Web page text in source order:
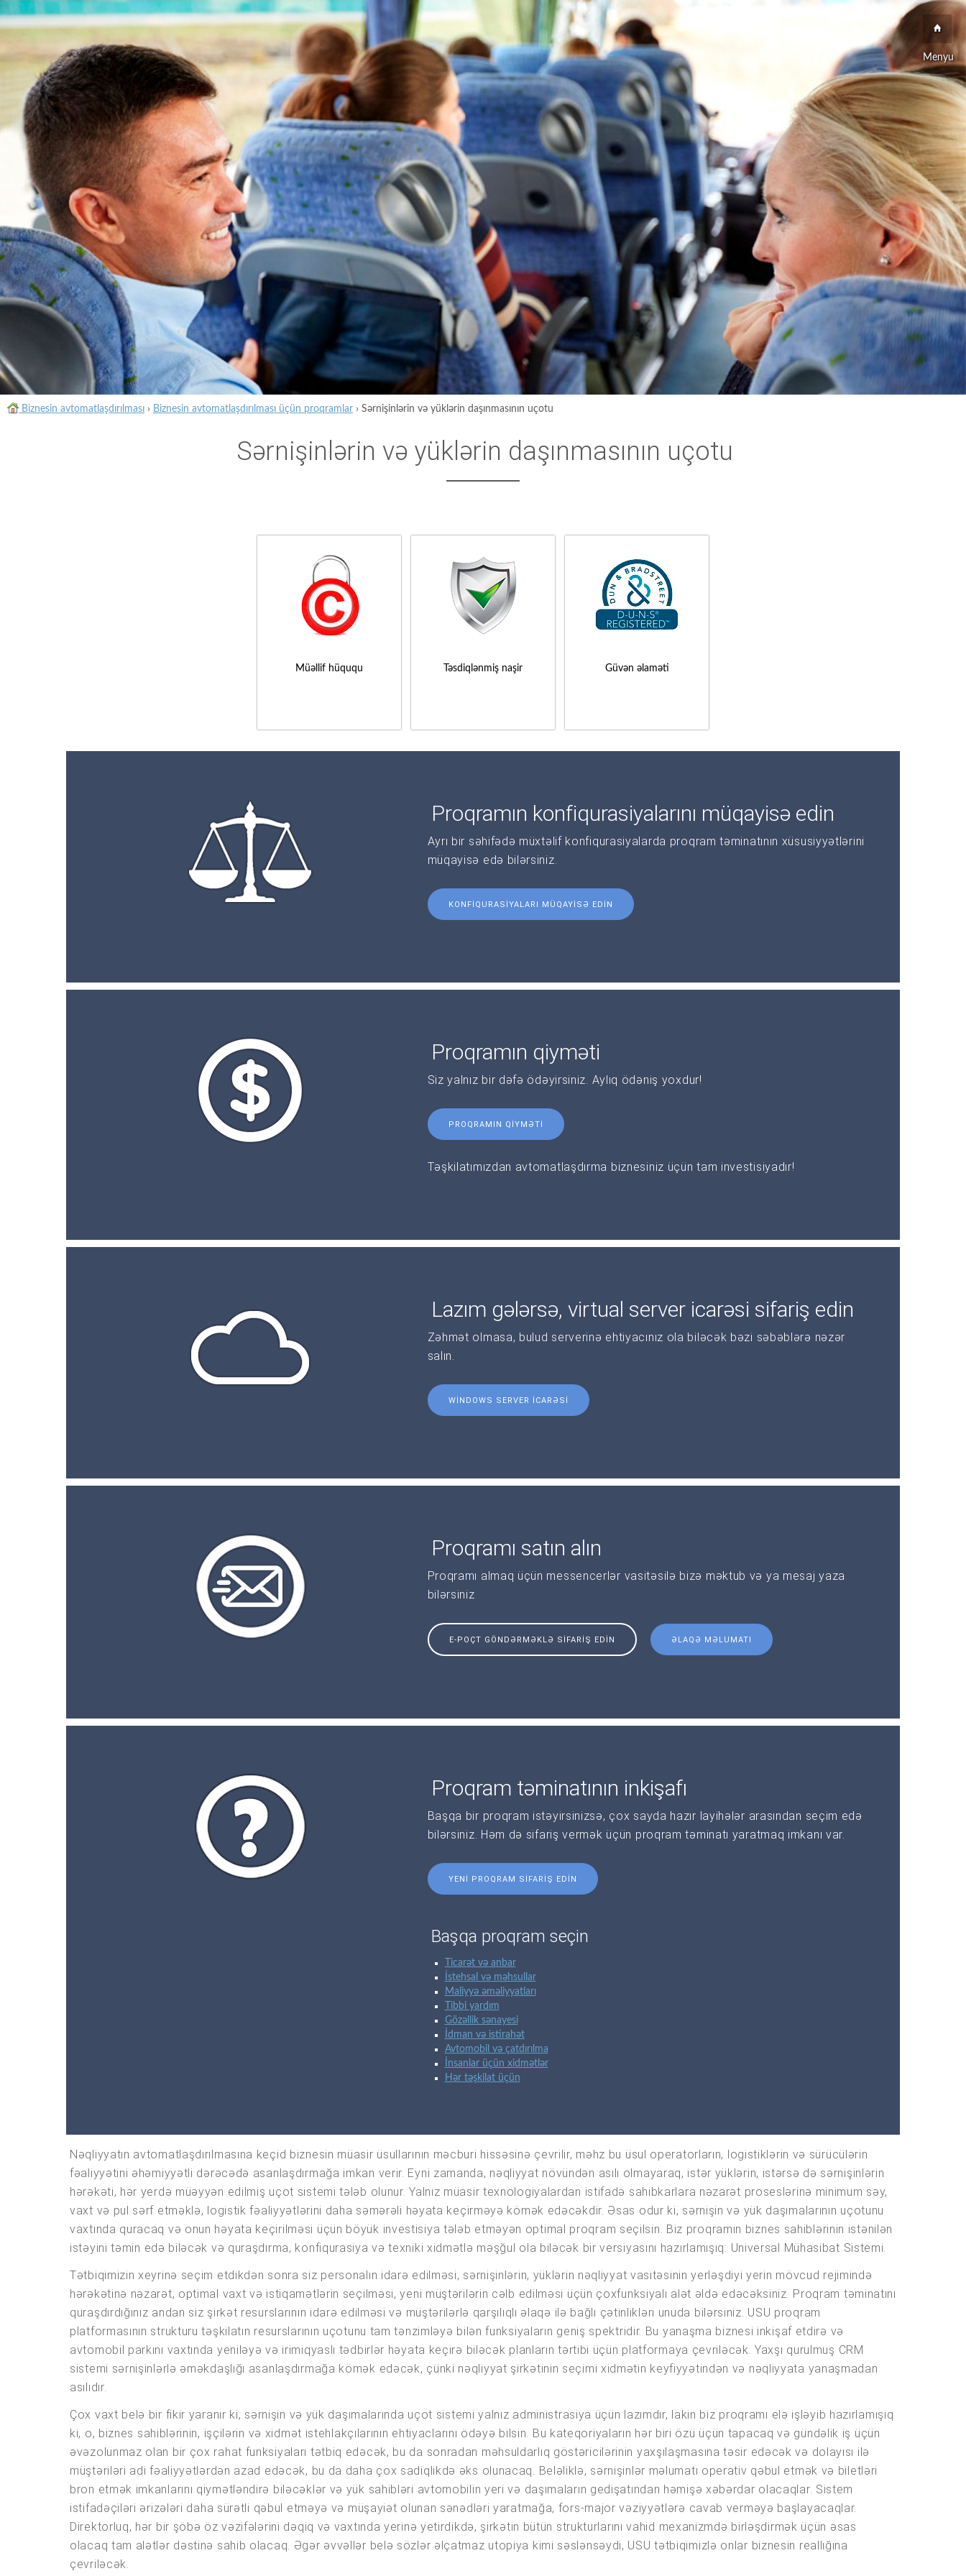
Menyu
Biznesin avtomatlaşdırılması › Biznesin avtomatlaşdırılması üçün proqramlar › Sərnişinlərin və yüklərin daşınmasının uçotu
Sərnişinlərin və yüklərin daşınmasının uçotu
Müəllif hüququ Təsdiqlənmiş naşir Güvən əlaməti
Proqramın konfiqurasiyalarını müqayisə edin
Ayrı bir səhifədə müxtəlif konfiqurasiyalarda proqram təminatının xüsusiyyətlərini
müqayisə edə bilərsiniz.
KONFIQURASIYALARI MÜQAYISƏ EDIN
Proqramın qiyməti
Siz yalnız bir dəfə ödəyirsiniz. Aylıq ödəniş yoxdur!
PROQRAMIN QIYMƏTI
Təşkilatımızdan avtomatlaşdırma biznesiniz üçün tam investisiyadır!
Lazım gələrsə, virtual server icarəsi sifariş edin
Zəhmət olmasa, bulud serverinə ehtiyacınız ola biləcək bəzi səbəblərə nəzər
salın.
WINDOWS SERVER ICARƏSI
Proqramı satın alın
Proqramı almaq üçün messencerlər vasitəsilə bizə məktub və ya mesaj yaza
bilərsiniz
E-POÇT GÖNDƏRMƏKLƏ SIFARIŞ EDIN ƏLAQƏ MƏLUMATI
Proqram təminatının inkişafı
Başqa bir proqram istəyirsinizsə, çox sayda hazır layihələr arasından seçim edə
bilərsiniz. Həm də sifariş vermək üçün proqram təminatı yaratmaq imkanı var.
YENI PROQRAM SIFARIŞ EDIN
Başqa proqram seçin
Ticarət və anbar
İstehsal və məhsullar
Maliyyə əməliyyatları
Tibbi yardım
Gözəllik sənayesi
İdman və istirahət
Avtomobil və çatdırılma
İnsanlar üçün xidmətlər
Hər təşkilat üçün
Nəqliyyatın avtomatlaşdırılmasına keçid biznesin müasir üsullarının məcburi hissəsinə çevrilir, məhz bu üsul operatorların, logistiklərin və sürücülərin
fəaliyyətini əhəmiyyətli dərəcədə asanlaşdırmağa imkan verir. Eyni zamanda, nəqliyyat növündən asılı olmayaraq, istər yüklərin, istərsə də sərnişinlərin
hərəkəti, hər yerdə müəyyən edilmiş uçot sistemi tələb olunur. Yalnız müasir texnologiyalardan istifadə sahibkarlara nəzarət proseslərinə minimum səy,
vaxt və pul sərf etməklə, logistik fəaliyyətlərini daha səmərəli həyata keçirməyə kömək edəcəkdir. Əsas odur ki, sərnişin və yük daşımalarının uçotunu
vaxtında quracaq və onun həyata keçirilməsi üçün böyük investisiya tələb etməyən optimal proqram seçilsin. Biz proqramın biznes sahiblərinin istənilən
istəyini təmin edə biləcək və quraşdırma, konfiqurasiya və texniki xidmətlə məşğul ola biləcək bir versiyasını hazırlamışıq: Universal Mühasibat Sistemi.
Tətbiqimizin xeyrinə seçim etdikdən sonra siz personalın idarə edilməsi, sərnişinlərin, yüklərin nəqliyyat vasitəsinin yerləşdiyi yerin mövcud rejimində
hərəkətinə nəzarət, optimal vaxt və istiqamətlərin seçilməsi, yeni müştərilərin cəlb edilməsi üçün çoxfunksiyalı alət əldə edəcəksiniz. Proqram təminatını
quraşdırdığınız andan siz şirkət resurslarının idarə edilməsi və müştərilərlə qarşılıqlı əlaqə ilə bağlı çətinlikləri unuda bilərsiniz. USU proqram
platformasının strukturu təşkilatın resurslarının uçotunu tam tənzimləyə bilən funksiyaların geniş spektridir. Bu yanaşma biznesi inkişaf etdirə və
avtomobil parkını vaxtında yeniləyə və irimiqyaslı tədbirlər həyata keçirə biləcək planların tərtibi üçün platformaya çevriləcək. Yaxşı qurulmuş CRM
sistemi sərnişinlərlə əməkdaşlığı asanlaşdırmağa kömək edəcək, çünki nəqliyyat şirkətinin seçimi xidmətin keyfiyyətindən və nəqliyyata yanaşmadan
asılıdır.
Çox vaxt belə bir fikir yaranır ki, sərnişin və yük daşımalarında uçot sistemi yalnız administrasiya üçün lazımdır, lakin biz proqramı elə işləyib hazırlamışıq
ki, o, biznes sahiblərinin, işçilərin və xidmət istehlakçılarının ehtiyaclarını ödəyə bilsin. Bu kateqoriyaların hər biri özü üçün tapacaq və gündəlik iş üçün
əvəzolunmaz olan bir çox rahat funksiyaları tətbiq edəcək, bu da sonradan məhsuldarlıq göstəricilərinin yaxşılaşmasına təsir edəcək və dolayısı ilə
müştəriləri adi fəaliyyətlərdən azad edəcək, bu da daha çox sadiqlikdə əks olunacaq. Beləliklə, sərnişinlər məlumatı operativ qəbul etmək və biletləri
bron etmək imkanlarını qiymətləndirə biləcəklər və yük sahibləri avtomobilin yeri və daşımaların gedişatından həmişə xəbərdar olacaqlar. Sistem
istifadəçiləri ərizələri daha sürətli qəbul etməyə və müşayiət olunan sənədləri yaratmağa, fors-major vəziyyətlərə cavab verməyə başlayacaqlar.
Direktorluq, hər bir şöbə öz vəzifələrini dəqiq və vaxtında yerinə yetirdikdə, şirkətin bütün strukturlarını vahid mexanizmdə birləşdirmək üçün əsas
olacaq tam alətlər dəstinə sahib olacaq. Əgər əvvəllər belə sözlər əlçatmaz utopiya kimi səslənsəydi, USU tətbiqimizlə onlar biznesin reallığına
çevriləcək.